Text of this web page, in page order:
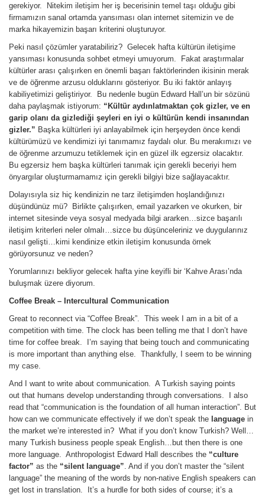
gerekiyor. Nitekim iletişim her iş becerisinin temel taşı olduğu gibi
firmamızın sanal ortamda yansıması olan internet sitemizin ve de
marka hikayemizin başarı kriterini oluşturuyor.
Peki nasıl çözümler yaratabiliriz? Gelecek hafta kültürün iletişime
yansıması konusunda sohbet etmeyi umuyorum. Fakat araştırmalar
kültürler arası çalışırken en önemli başarı faktörlerinden ikisinin merak
ve de öğrenme arzusu olduklarını gösteriyor. Bu iki faktör anlayış
kabiliyetimizi geliştiriyor. Bu nedenle bugün Edward Hall’un bir sözünü
daha paylaşmak istiyorum: “Kültür aydınlatmaktan çok gizler, ve en
garip olanı da gizlediği şeyleri en iyi o kültürün kendi insanından
gizler.” Başka kültürleri iyi anlayabilmek için herşeyden önce kendi
kültürümüzü ve kendimizi iyi tanımamız faydalı olur. Bu merakımızı ve
de öğrenme arzumuzu tetiklemek için en güzel ilk egzersiz olacaktır.
Bu egzersiz hem başka kültürleri tanımak için gerekli beceriyi hem
önyargılar oluşturmamamız için gerekli bilgiyi bize sağlayacaktır.
Dolayısıyla siz hiç kendinizin ne tarz iletişimden hoşlandığınızı
düşündünüz mü? Birlikte çalışırken, email yazarken ve okurken, bir
internet sitesinde veya sosyal medyada bilgi ararken…sizce başarılı
iletişim kriterleri neler olmalı…sizce bu düşünceleriniz ve duygularınız
nasıl gelişti…kimi kendinize etkin iletişim konusunda örnek
görüyorsunuz ve neden?
Yorumlarınızı bekliyor gelecek hafta yine keyifli bir ‘Kahve Arası’nda
buluşmak üzere diyorum.
Coffee Break – Intercultural Communication
Great to reconnect via “Coffee Break”. This week I am in a bit of a
competition with time. The clock has been telling me that I don’t have
time for coffee break. I’m saying that being touch and communicating
is more important than anything else. Thankfully, I seem to be winning
my case.
And I want to write about communication. A Turkish saying points
out that humans develop understanding through conversations. I also
read that “communication is the foundation of all human interaction”. But
how can we communicate effectively if we don’t speak the language in
the market we’re interested in? What if you don’t know Turkish? Well…
many Turkish business people speak English…but then there is one
more language. Anthropologist Edward Hall describes the “culture
factor” as the “silent language” . And if you don’t master the “silent
language” the meaning of the words by non-native English speakers can
get lost in translation. It’s a hurdle for both sides of course; it’s a